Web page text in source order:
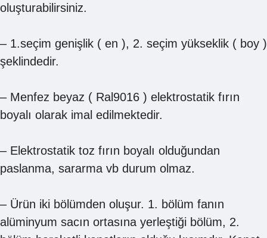
oluşturabilirsiniz.
– 1.seçim genişlik ( en ), 2. seçim yükseklik ( boy )
şeklindedir.
– Menfez beyaz ( Ral9016 ) elektrostatik fırın
boyalı olarak imal edilmektedir.
– Elektrostatik toz fırın boyalı olduğundan
paslanma, sararma vb durum olmaz.
– Ürün iki bölümden oluşur. 1. bölüm fanın
alüminyum sacın ortasına yerleştiği bölüm, 2.